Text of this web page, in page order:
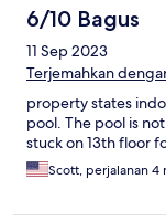
6/10 Bagus
11 Sep 2023
Terjemahkan
property states
pool. The pool is
stuck on 13th floor
Scott, perjalanan 4